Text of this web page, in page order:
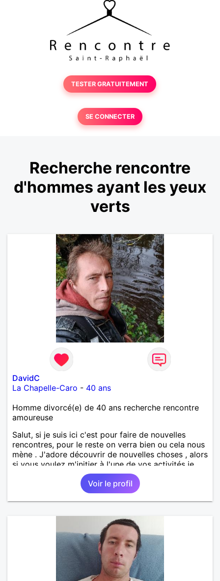
TESTER GRATUITEMENT
SE CONNECTER
Recherche rencontre
d'hommes ayant les yeux
verts
DavidC
La Chapelle-Caro - 40 ans
Homme divorcé(e) de 40 ans recherche rencontre
amoureuse
Salut, si je suis ici c'est pour faire de nouvelles
rencontres, pour le reste on verra bien ou cela nous
mène . J'adore découvrir de nouvelles choses , alors
si vous voulez m'initier à l'une de vos activités je
Voir le profil